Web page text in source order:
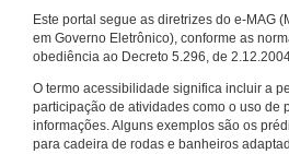
Este portal segue as diretrizes do e-MAG
em Governo Eletrônico), conforme as
obediência ao Decreto 5.296, de
O termo acessibilidade significa incluir a
participação de atividades como o uso de
informações. Alguns exemplos são os
para cadeira de rodas e banheiros